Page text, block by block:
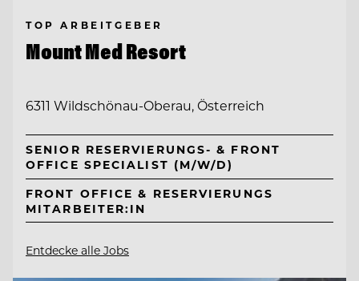
TOP ARBEITGEBER
Mount Med Resort
6311 Wildschönau-Oberau, Österreich
SENIOR RESERVIERUNGS- & FRONT
OFFICE SPECIALIST (M/W/D)
FRONT OFFICE & RESERVIERUNGS
MITARBEITER:IN
Entdecke alle Jobs